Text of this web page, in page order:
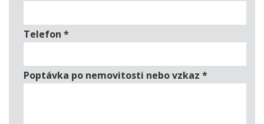
Telefon *
Poptávka po nemovitosti nebo vzkaz *